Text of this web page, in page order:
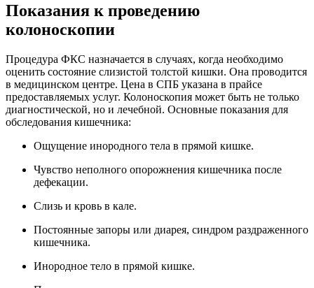
Показания к проведению
колоноскопии
Процедура ФКС назначается в случаях, когда необходимо
оценить состояние слизистой толстой кишки. Она проводится
в медицинском центре. Цена в СПБ указана в прайсе
предоставляемых услуг. Колоноскопия может быть не только
диагностической, но и лечебной. Основные показания для
обследования кишечника:
Ощущение инородного тела в прямой кишке.
Чувство неполного опорожнения кишечника после
дефекации.
Слизь и кровь в кале.
Постоянные запоры или диарея, синдром раздраженного
кишечника.
Инородное тело в прямой кишке.